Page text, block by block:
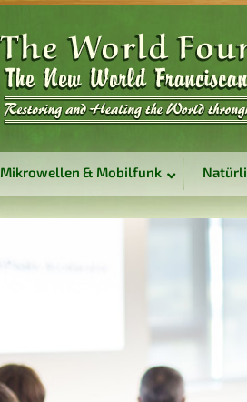
Mikrowellen & Mobilfunk